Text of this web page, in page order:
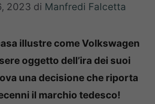
2023 di Manfredi Falcetta
illustre come Volkswagen
oggetto dell’ira dei suoi
una decisione che riporta
il marchio tedesco!